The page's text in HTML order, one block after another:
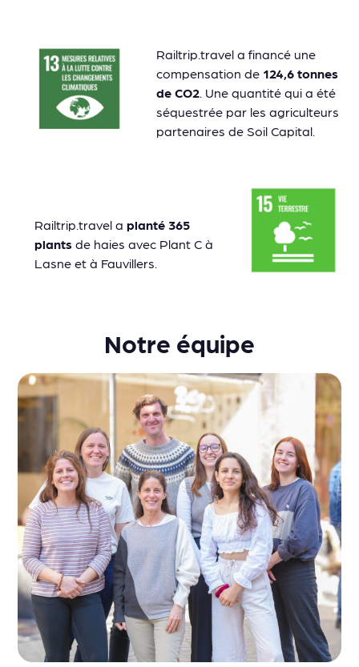
Railtrip.travel a financé une
compensation de 124,6 tonnes
de CO2. Une quantité qui a été
séquestrée par les agriculteurs
partenaires de Soil Capital.
Railtrip.travel a planté 365
plantsde haies avec Plant C à
Lasne et à Fauvillers.
Notre équipe